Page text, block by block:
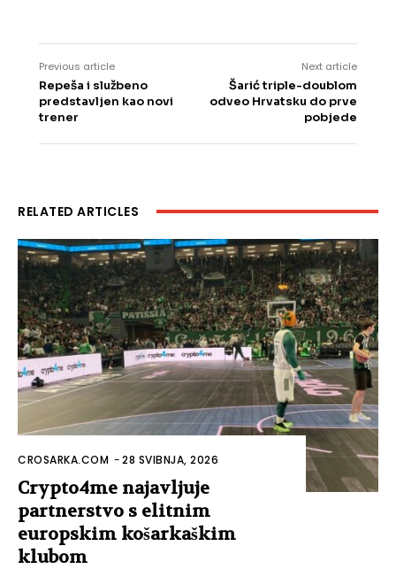
Previous article
Repeša i službeno
predstavljen kao novi
trener
Next article
Šarić triple-doublom
odveo Hrvatsku do prve
pobjede
RELATED ARTICLES
CROSARKA.COM -28 SVIBNJA, 2026
Crypto4me najavljuje
partnerstvo s elitnim
europskim košarkaškim
klubom